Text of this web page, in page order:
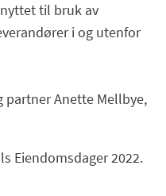
til bruk av
i og utenfor
partner Anette Mellbye,
Eiendomsdager 2022.